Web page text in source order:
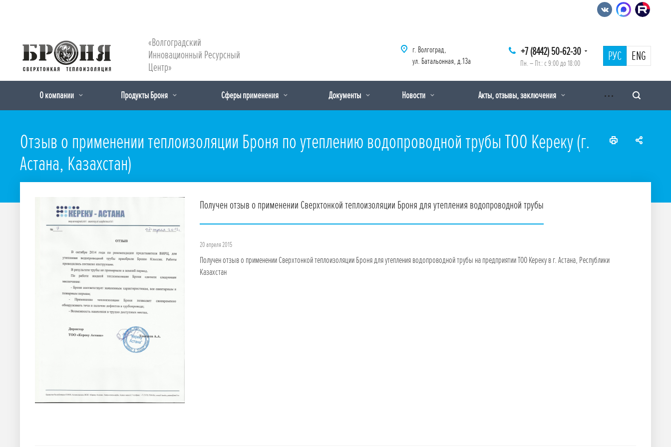
«Волгоградский
Инновационный Ресурсный
Центр»
+7 (8442) 50-62-30
Пн. – Пт.: с 9:00 до 18:00 РУС ENG
г. Волгоград,
ул. Батальонная, д.13а
О компании Продукты Броня Сферы применения Документы Новости Акты, отзывы, заключения
Отзыв о применении теплоизоляции Броня по утеплению водопроводной трубы ТОО Кереку (г.
Астана, Казахстан)
Получен отзыв о применении Сверхтонкой теплоизоляции Броня для утепления водопроводной трубы
20 апреля 2015
Получен отзыв о применении Сверхтонкой теплоизоляции Броня для утепления водопроводной трубы на предприятии ТОО Кереку в г. Астана, Республики
Казахстан